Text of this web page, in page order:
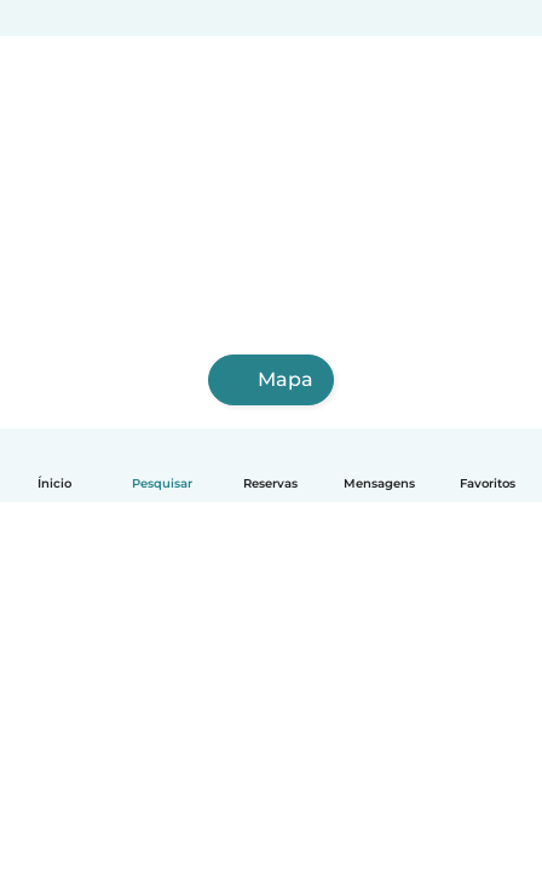
Ínicio Pesquisar Reservas Mensagens Favoritos
Mapa